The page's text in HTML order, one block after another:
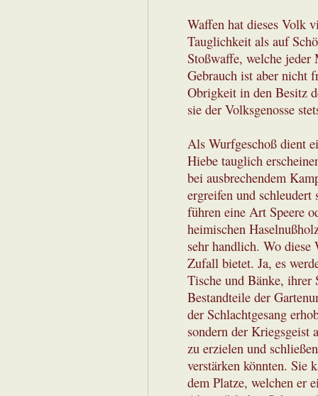
Waffen hat dieses Volk
Tauglichkeit als auf
Stoßwaffe, welche
Gebrauch ist aber nicht
Obrigkeit in den Besitz
sie der Volksgenosse
Als Wurfgeschoß dient
Hiebe tauglich
bei ausbrechendem
ergreifen und
führen eine Art Speere
heimischen
sehr handlich. Wo
Zufall bietet. Ja, es
Tische und Bänke, ihrer
Bestandteile der
der Schlachtgesang
sondern der Kriegsgeist
zu erzielen und
verstärken könnten. Sie
dem Platze, welchen er